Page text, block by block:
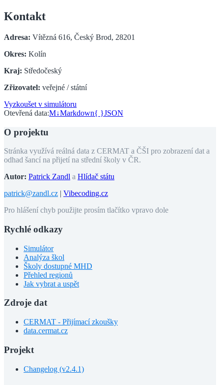
Kontakt
Adresa: Vítězná 616, Český Brod, 28201
Okres: Kolín
Kraj: Středočeský
Zřizovatel: veřejné / státní
Vyzkoušet v simulátoru
Otevřená data:M↓Markdown{ }JSON
O projektu
Stránka využívá reálná data z CERMAT a ČŠI pro zobrazení dat a
odhad šancí na přijetí na střední školy v ČR.
Autor: Patrick Zandl a Hlídač státu
patrick@zandl.cz | Vibecoding.cz
Pro hlášení chyb použijte prosím tlačítko vpravo dole
Rychlé odkazy
Simulátor
Analýza škol
Školy dostupné MHD
Přehled regionů
Jak vybrat a uspět
Zdroje dat
CERMAT - Přijímací zkoušky
data.cermat.cz
Projekt
Changelog (v2.4.1)